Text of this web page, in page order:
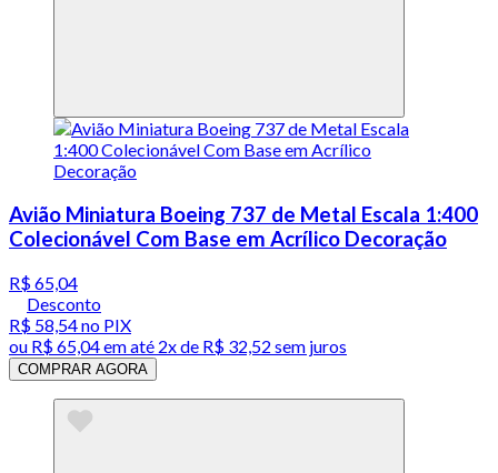
Avião Miniatura Boeing 737 de Metal Escala 1:400
Colecionável Com Base em Acrílico Decoração
R$ 65,04
Desconto
R$ 58,54no PIX
ou R$ 65,04em até 2x de R$ 32,52 sem juros
COMPRAR AGORA